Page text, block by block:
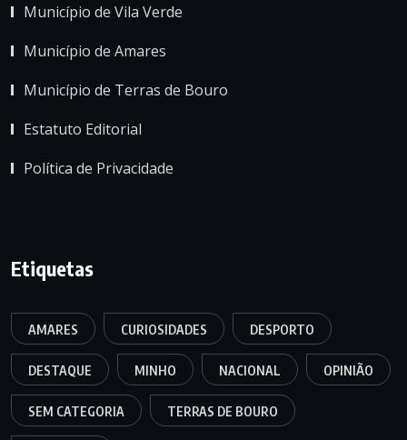
Município de Vila Verde
Município de Amares
Município de Terras de Bouro
Estatuto Editorial
Política de Privacidade
Etiquetas
AMARES CURIOSIDADES DESPORTO
DESTAQUE MINHO NACIONAL OPINIÃO
SEM CATEGORIA TERRAS DE BOURO